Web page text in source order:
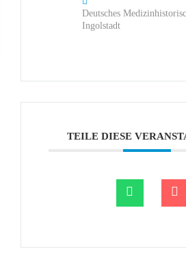
Deutsches
Ingolstadt
TEILE DIESE